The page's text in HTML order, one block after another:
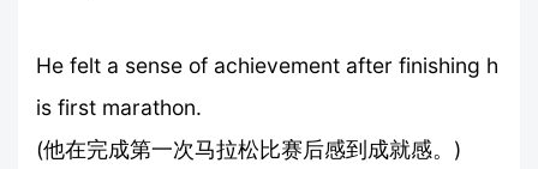
He felt a sense of achievement after finishing h
is first marathon.
(他在完成第一次马拉松比赛后感到成就感。)